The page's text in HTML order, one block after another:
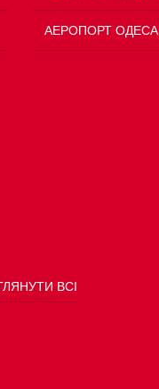
АЕРОПОРТ ОДЕСА
ВСІ